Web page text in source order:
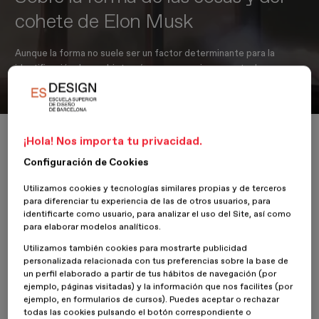
cohete de Elon Musk
Aunque la forma no suele ser un factor determinante para la
identificación de un objeto, sí supone su primera carta de
presentación.
Sobre la forma de las cosas y del cohete de Elon Musk
30 Enero 2019Jordi Blasi
Percibimos los objetos a partir de los sentidos y mediante
categorías intelectuales que establecemos y que nos permiten
identificar una mesa, un plato o un cohete. Conceptos que
establecemos mediante la abstracción de las características
fundamentales que nos permiten identificar correctamente la
mesa, el plato o el cohete.
¡Hola! Nos importa tu privacidad.
Configuración de Cookies
Utilizamos cookies y tecnologías similares propias y de terceros
para diferenciar tu experiencia de las de otros usuarios, para
identificarte como usuario, para analizar el uso del Site, así como
para elaborar modelos analíticos.
Utilizamos también cookies para mostrarte publicidad
personalizada relacionada con tus preferencias sobre la base de
un perfil elaborado a partir de tus hábitos de navegación (por
ejemplo, páginas visitadas) y la información que nos facilites (por
ejemplo, en formularios de cursos). Puedes aceptar o rechazar
todas las cookies pulsando el botón correspondiente o